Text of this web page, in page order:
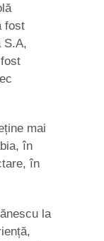
fost
S.A,
mai
în
în
la